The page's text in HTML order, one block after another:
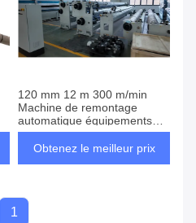
120 mm 12 m 300 m/min
Machine de remontage
automatique équipements
utilisés
Obtenez le meilleur prix
1